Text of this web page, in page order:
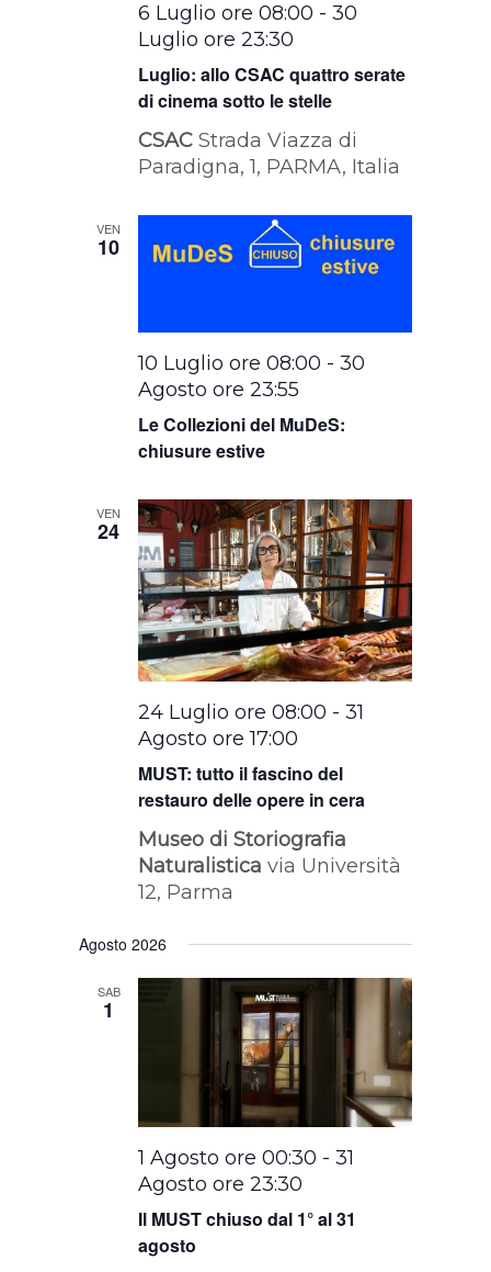
Luglio: allo CSAC quattro serate
di cinema sotto le stelle
6 Luglio ore 08:00 -30
Luglio ore 23:30
CSACStrada Viazza di
Paradigna, 1, PARMA, Italia
VEN
10
Le Collezioni del MuDeS:
chiusure estive
10 Luglio ore 08:00 -30
Agosto ore 23:55
VEN
24
MUST: tutto il fascino del
restauro delle opere in cera
24 Luglio ore 08:00 -31
Agosto ore 17:00
Museo di Storiografia
Naturalisticavia Università
12, Parma
Agosto 2026
SAB
1
Il MUST chiuso dal 1° al 31
agosto
1 Agosto ore 00:30 -31
Agosto ore 23:30